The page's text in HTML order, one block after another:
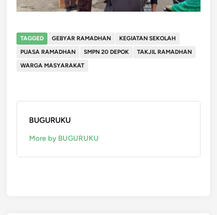
TAGGED GEBYAR RAMADHAN
KEGIATAN SEKOLAH
PUASA RAMADHAN
SMPN 20 DEPOK
TAKJIL RAMADHAN
WARGA MASYARAKAT
BUGURUKU
More by BUGURUKU